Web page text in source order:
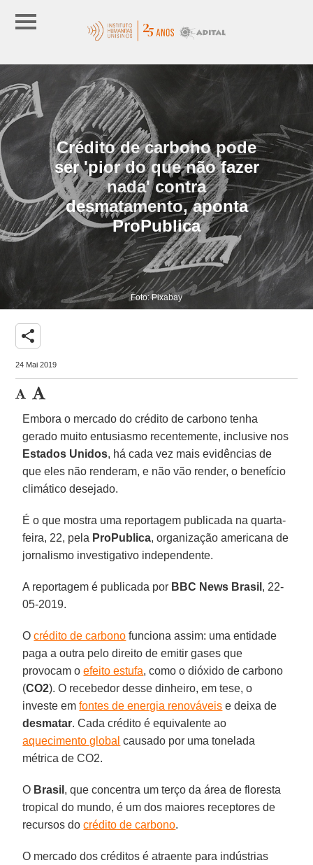
Crédito de carbono pode
ser 'pior do que não fazer
nada' contra
desmatamento, aponta
ProPublica
Foto: Pixabay
share
24 Mai 2019
Embora o mercado do crédito de carbono tenha
gerado muito entusiasmo recentemente, inclusive nos
Estados Unidos, há cada vez mais evidências de
que eles não renderam, e não vão render, o benefício
climático desejado.
É o que mostra uma reportagem publicada na quarta-
feira, 22, pela ProPublica, organização americana de
jornalismo investigativo independente.
A reportagem é publicada por BBC News Brasil , 22-
05-2019.
Ocrédito de carbono funciona assim: uma entidade
paga a outra pelo direito de emitir gases que
provocam oefeito estufa, como o dióxido de carbono
(CO2). O recebedor desse dinheiro, em tese, o
investe emfontes de energia renováveis e deixa de
desmatar. Cada crédito é equivalente ao
aquecimento global causado por uma tonelada
métrica de CO2.
O Brasil , que concentra um terço da área de floresta
tropical do mundo, é um dos maiores receptores de
recursos docrédito de carbono.
O mercado dos créditos é atraente para indústrias